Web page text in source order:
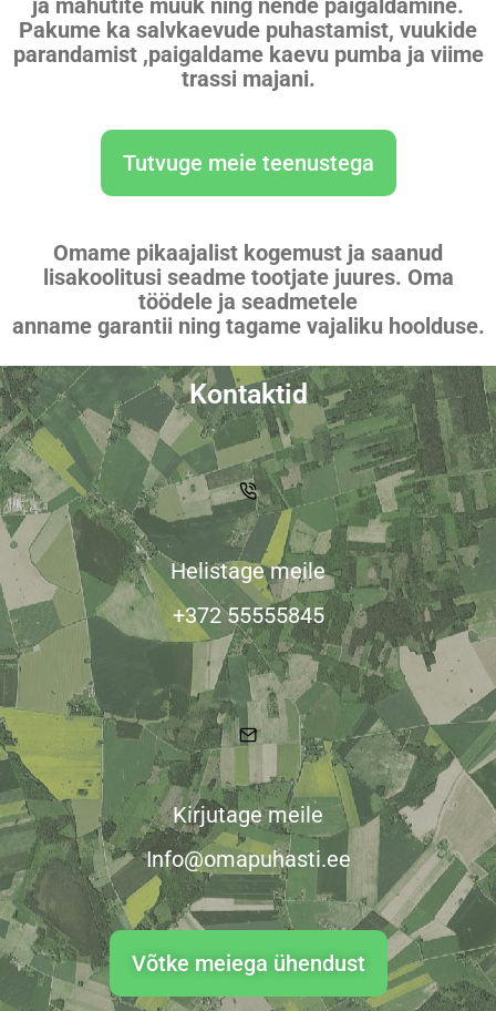
ja mahutite müük ning nende paigaldamine.
Pakume ka salvkaevude puhastamist, vuukide
parandamist ,paigaldame kaevu pumba ja viime
trassi majani.
Tutvuge meie teenustega
Omame pikaajalist kogemust ja saanud
lisakoolitusi seadme tootjate juures. Oma
töödele ja seadmetele
anname garantii ning tagame vajaliku hoolduse.
Kontaktid
Helistage meile
+372 55555845
Kirjutage meile
Info@omapuhasti.ee
Võtke meiega ühendust